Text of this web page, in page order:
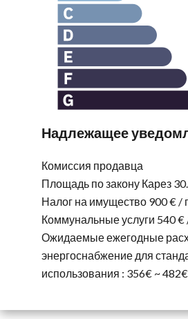
Надлежащее
Комиссия продавца
Площадь по закону Карез
Налог на имущество 900 € /
Коммунальные услуги 540
Ожидаемые ежегодные
энергоснабжение для
использования : 356€ ~ 482€